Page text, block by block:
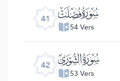
41 ﯖ
54 Vers
42 ﯗ
53 Vers